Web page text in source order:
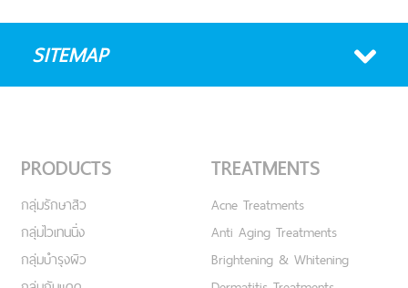
SITEMAP
PRODUCTS
กลุ่มรักษาสิว
กลุ่มไวเทนนิ่ง
กลุ่มบำรุงผิว
TREATMENTS
Acne Treatments
Anti Aging Treatments
Brightening & Whitening